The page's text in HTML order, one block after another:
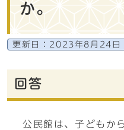
か。
更新日： 2023年8月24日
回答
公民館は、子どもか